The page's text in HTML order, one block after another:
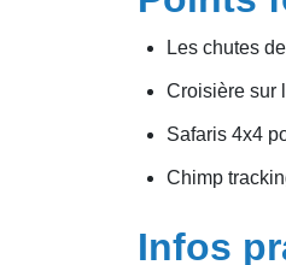
Les chutes
Croisière sur
Safaris 4x4
Chimp
Infos